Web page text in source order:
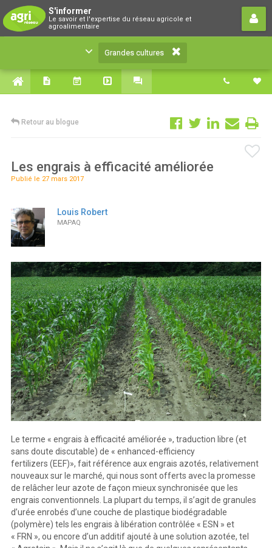
S'informer
Le savoir et l'expertise du réseau agricole et
agroalimentaire
Grandes cultures
Le savoir et l'expertise du réseau agricole et
agroalimentaire
Grandes cultures
Retour au blogue
Les engrais à efficacité améliorée
Publié le 27 mars 2017
Louis Robert
MAPAQ
Le terme « engrais à efficacité améliorée », traduction libre (et
sans doute discutable) de « enhanced-efficiency
fertilizers (EEF)», fait référence aux engrais azotés, relativement
nouveaux sur le marché, qui nous sont offerts avec la promesse
de relâcher leur azote de façon mieux synchronisée que les
engrais conventionnels. La plupart du temps, il s’agit de granules
d’urée enrobés d’une couche de plastique biodégradable
(polymère) tels les engrais à libération contrôlée « ESN » et
« FRN », ou encore d’un additif ajouté à une solution azotée, tel